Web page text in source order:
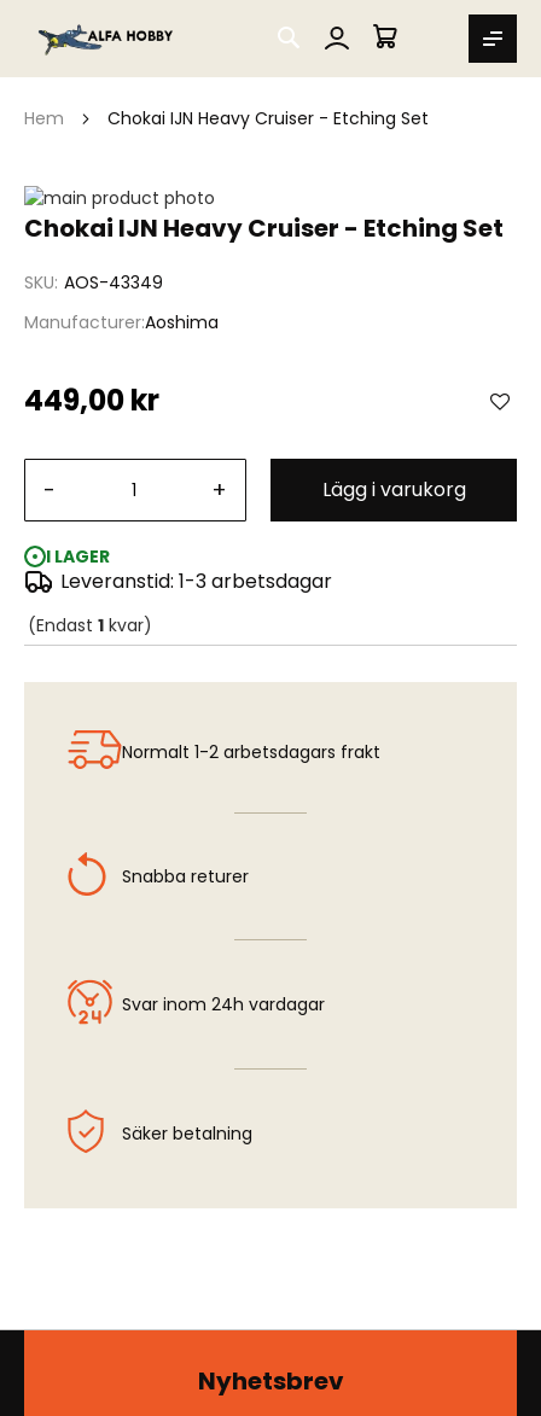
SEARCH
MIN VARUKORG
Hem Chokai IJN Heavy Cruiser - Etching Set
Chokai IJN Heavy Cruiser - Etching Set
SKU AOS-43349
ManufacturerAoshima
449,00 kr
- + Lägg i varukorg
I LAGER
Leveranstid: 1-3 arbetsdagar
(Endast 1 kvar)
Hoppa
till
bildgalleriet
Chokai IJN Heavy Cruiser - Etching Set
Hoppa
av
bildgalleriet
Normalt 1-2 arbetsdagars frakt
Snabba returer
Svar inom 24h vardagar
Säker betalning
Nyhetsbrev